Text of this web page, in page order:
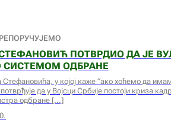
ПОТВРДИО ДА ЈЕ
СИСТЕМОМ ОДБРАНЕ
Стефановића, у којој каже “ако хоћемо да
да у Војсци Србије постоји криза
одбране